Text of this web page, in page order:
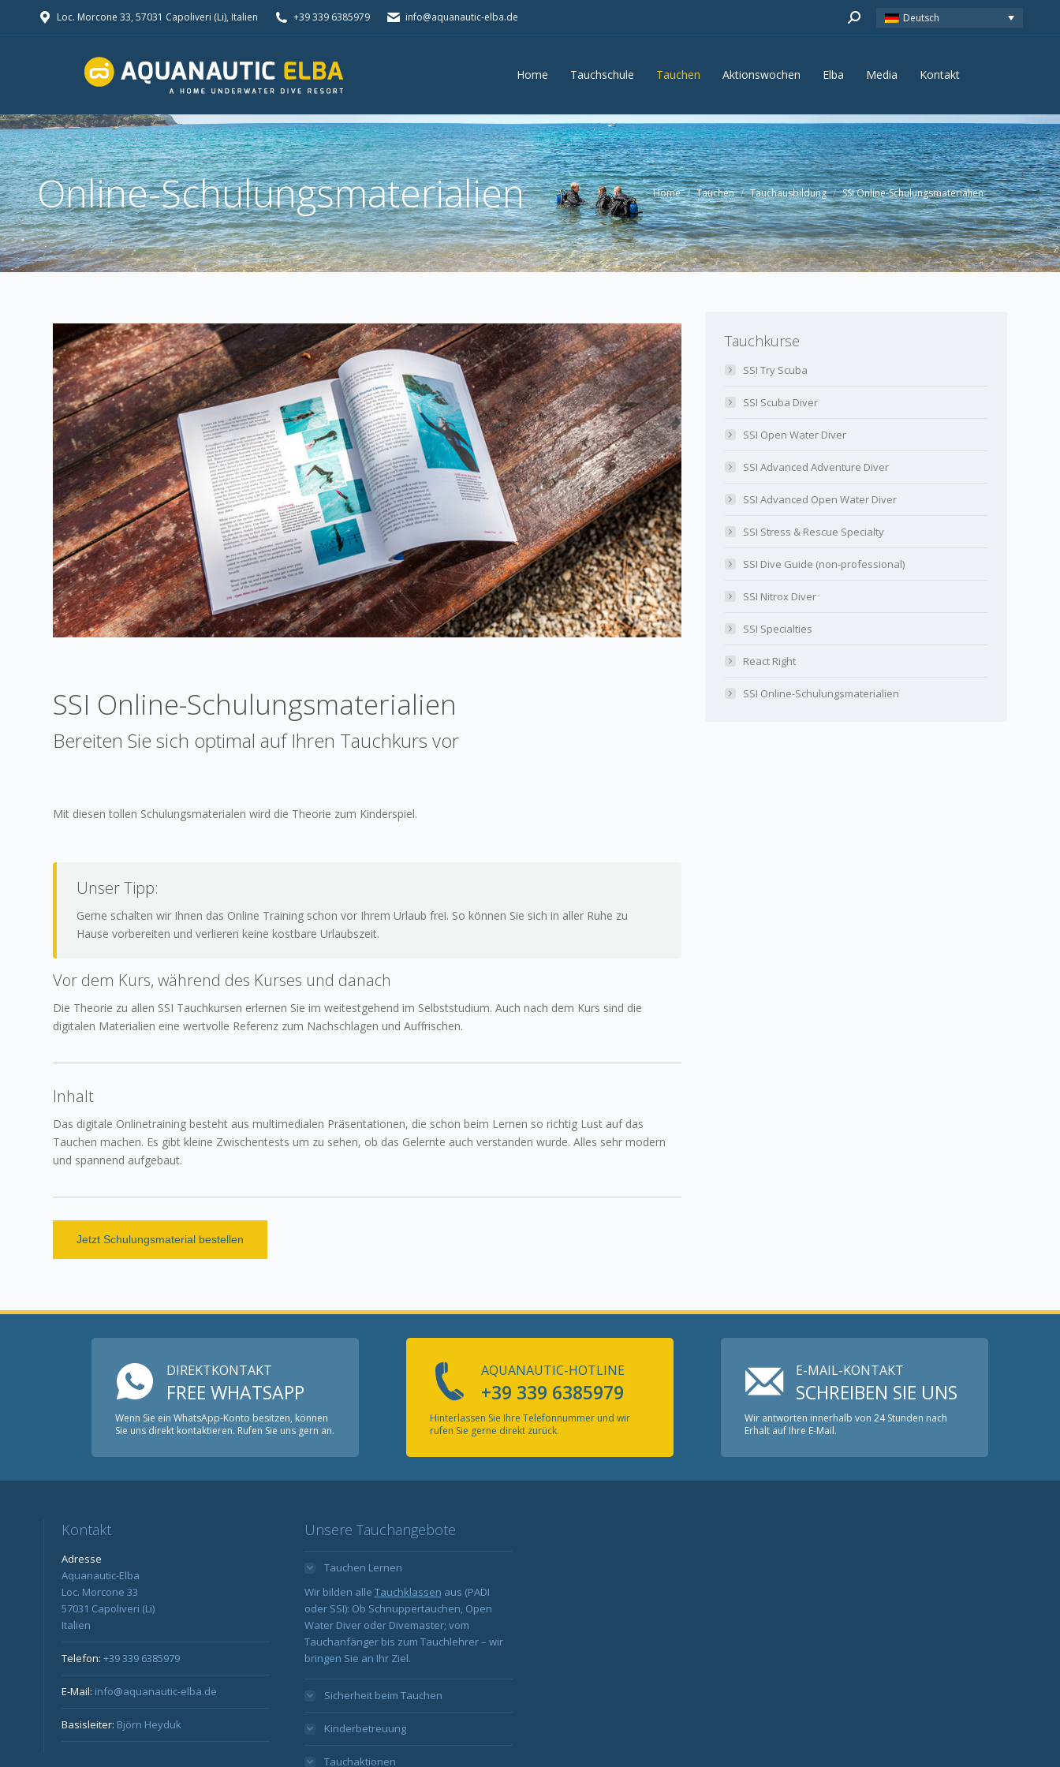
Loc. Morcone 33, 57031 Capoliveri (Li), Italien +39 339 6385979 info@aquanautic-elba.de Search: Deutsch
Home Tauchschule Tauchen Aktionswochen Elba Media Kontakt
Online-Schulungsmaterialien
You are here: Home Tauchen Tauchausbildung SSI Online-Schulungsmaterialien
SSI Online-Schulungsmaterialien
Bereiten Sie sich optimal auf Ihren Tauchkurs vor
Mit diesen tollen Schulungsmaterialen wird die Theorie zum Kinderspiel.
Unser Tipp:
Gerne schalten wir Ihnen das Online Training schon vor Ihrem Urlaub frei. So können Sie sich in aller Ruhe zu
Hause vorbereiten und verlieren keine kostbare Urlaubszeit.
Vor dem Kurs, während des Kurses und danach
Die Theorie zu allen SSI Tauchkursen erlernen Sie im weitestgehend im Selbststudium. Auch nach dem Kurs sind die
digitalen Materialien eine wertvolle Referenz zum Nachschlagen und Auffrischen.
Inhalt
Das digitale Onlinetraining besteht aus multimedialen Präsentationen, die schon beim Lernen so richtig Lust auf das
Tauchen machen. Es gibt kleine Zwischentests um zu sehen, ob das Gelernte auch verstanden wurde. Alles sehr modern
und spannend aufgebaut.
Jetzt Schulungsmaterial bestellen
Tauchkurse
SSI Try Scuba
SSI Scuba Diver
SSI Open Water Diver
SSI Advanced Adventure Diver
SSI Advanced Open Water Diver
SSI Stress & Rescue Specialty
SSI Dive Guide (non-professional)
SSI Nitrox Diver
SSI Specialties
React Right
SSI Online-Schulungsmaterialien
DIREKTKONTAKT
FREE WHATSAPP
Wenn Sie ein WhatsApp-Konto besitzen, können
Sie uns direkt kontaktieren. Rufen Sie uns gern an.
AQUANAUTIC-HOTLINE
+39 339 6385979
Hinterlassen Sie Ihre Telefonnummer und wir
rufen Sie gerne direkt zurück.
E-MAIL-KONTAKT
SCHREIBEN SIE UNS
Wir antworten innerhalb von 24 Stunden nach
Erhalt auf Ihre E-Mail.
Kontakt
Adresse
Aquanautic-Elba
Loc. Morcone 33
57031 Capoliveri (Li)
Italien
Telefon: +39 339 6385979
E-Mail: info@aquanautic-elba.de
Basisleiter: Björn Heyduk
Unsere Tauchangebote
Tauchen Lernen
Wir bilden alle Tauchklassen aus (PADI
oder SSI): Ob Schnuppertauchen, Open
Water Diver oder Divemaster; vom
Tauchanfänger bis zum Tauchlehrer – wir
bringen Sie an Ihr Ziel.
Sicherheit beim Tauchen
Kinderbetreuung
Tauchaktionen
Home Media Kontakt